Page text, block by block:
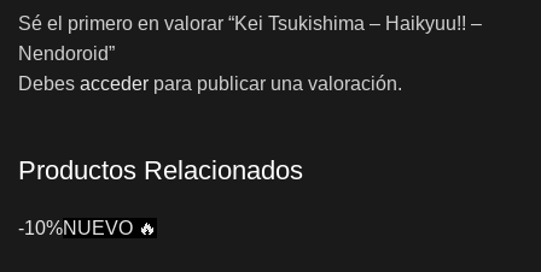
Sé el primero en valorar “Kei Tsukishima – Haikyuu!! –
Nendoroid”
Debes acceder para publicar una valoración.
Productos Relacionados
-10%NUEVO 🔥